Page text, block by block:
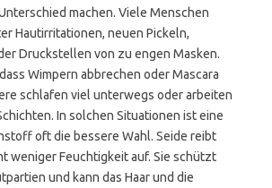
machen. Viele Menschen
Hautirritationen, neuen Pickeln,
Druckstellen von zu engen Masken.
Wimpern abbrechen oder Mascara
schlafen viel unterwegs oder arbeiten
In solchen Situationen ist eine
oft die bessere Wahl. Seide reibt
weniger Feuchtigkeit auf. Sie schützt
und kann das Haar und die